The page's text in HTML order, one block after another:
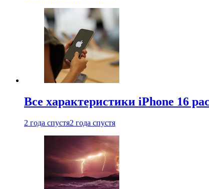
Все характеристики iPhone 16
2 года спустя2 года спустя